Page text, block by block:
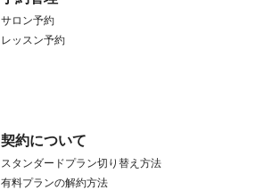
サロン予約
レッスン予約
契約について
スタンダードプラン切り替え方法
有料プランの解約方法